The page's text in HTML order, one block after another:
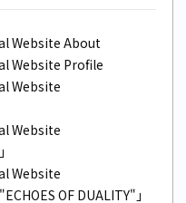
Website About
Website Profile
Website
Website
Website
OF DUALITY"」